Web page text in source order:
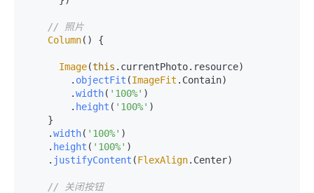
// 照片
Column() {
Image(this . currentPhoto. resource)
        .
objectFit (ImageFit . Contain)
        .
width( '100%' )
        .
height ( '100%' )
    .
width( '100%' )
    .
height ( '100%' )
    .
justifyContent (FlexAlign. Center)
// 关闭按钮